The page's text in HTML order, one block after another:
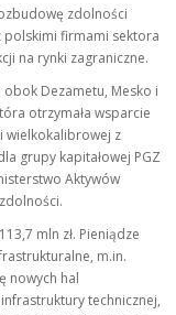
zdolności
polskimi firmami sektora
na rynki zagraniczne.
Dezametu, Mesko i
otrzymała wsparcie
wielkokalibrowej z
grupy kapitałowej PGZ
Aktywów
mln zł. Pieniądze
m.in.
nowych hal
technicznej,